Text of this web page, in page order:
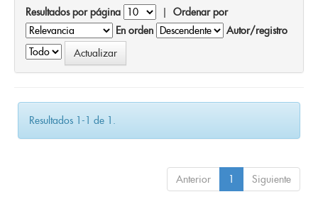
Resultados por página | Ordenar por
En orden
Autor/registro
Resultados 1-1 de 1.
Anterior 1 Siguiente